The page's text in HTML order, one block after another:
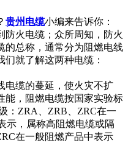
贵州电缆小编来告诉你：
防火电缆；众所周知，防火
的总称，通常分为阻燃电线
们就了解这两种电缆：
电缆的蔓延，使火灾不扩
能，阻燃电缆按国家实验标
：ZRA、ZRB、ZRC在一
示，属称高阻燃电缆或隔
在一般阻燃产品中表示